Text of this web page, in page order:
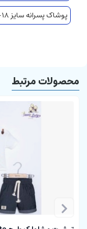
پوشاک پسرانه سایز 18-24 ماه
محصولات مرتبط